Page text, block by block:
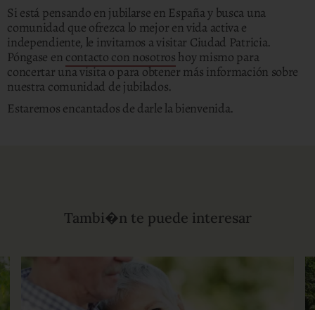
Si está pensando en jubilarse en España y busca una
comunidad que ofrezca lo mejor en vida activa e
independiente, le invitamos a visitar Ciudad Patricia.
Póngase en contacto con nosotros hoy mismo para
concertar una visita o para obtener más información sobre
nuestra comunidad de jubilados.
Estaremos encantados de darle la bienvenida.
Tambi�n te puede interesar